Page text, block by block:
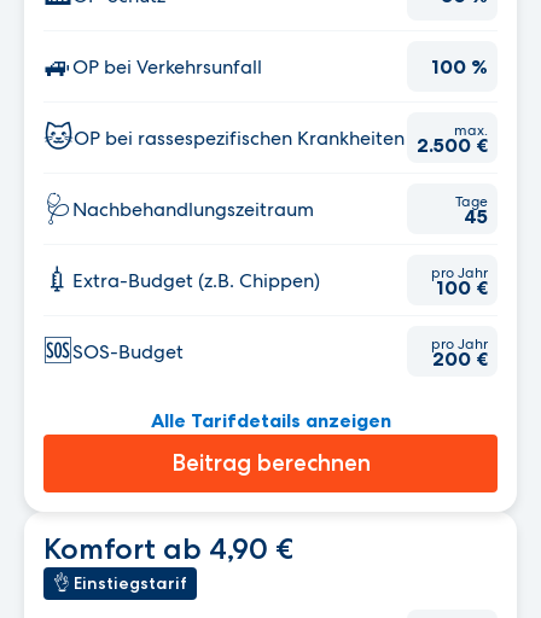
Komfort ab 4,90 €
👌 Einstiegstarif
🚙OP bei Verkehrsunfall 100 %
🐱OP bei rassespezifischen Krankheiten max.
2.500 €
🩺Nachbehandlungs­zeitraum Tage
45
💉 Extra-Budget (z.B. Chippen) pro Jahr
100 €
🆘SOS-Budget pro Jahr
200 €
Alle Tarifdetails anzeigen
Beitrag berechnen